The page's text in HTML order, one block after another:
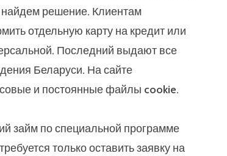
найдем решение. Клиентам
отдельную карту на кредит или
Последний выдают все
Беларуси. На сайте
и постоянные файлы cookie.
займ по специальной программе
только оставить заявку на